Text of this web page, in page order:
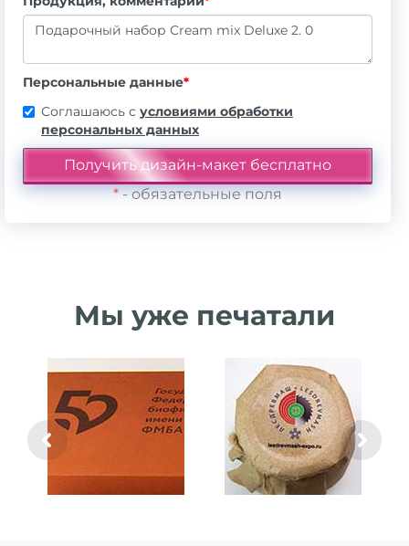
Персональные данные*
Соглашаюсь с условиями обработки
персональных данных
*- обязательные поля
Мы уже печатали